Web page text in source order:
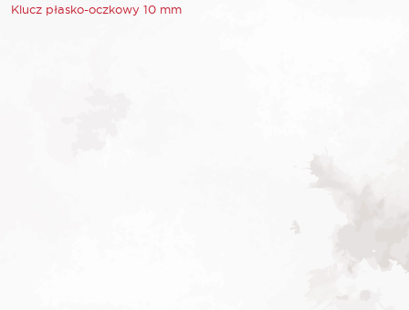
Klucz płasko-oczkowy 10 mm